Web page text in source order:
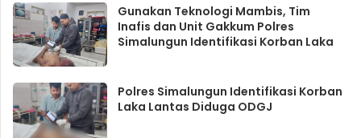
Gunakan Teknologi Mambis, Tim
Inafis dan Unit Gakkum Polres
Simalungun Identifikasi Korban Laka
Polres Simalungun Identifikasi Korban
Laka Lantas Diduga ODGJ